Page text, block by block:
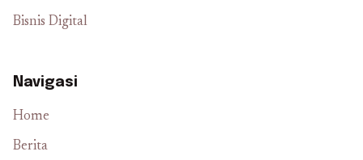
Bisnis Digital
Navigasi
Home
Berita